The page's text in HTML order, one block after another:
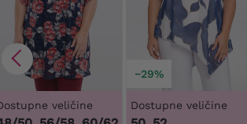
veličine
−29%
Dostupne veličine